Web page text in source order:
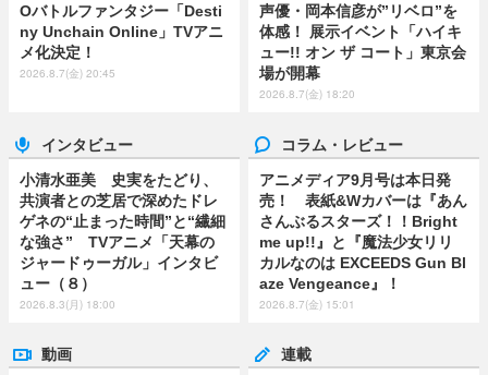
Oバトルファンタジー「Desti
ny Unchain Online」TVアニ
メ化決定！
2026.8.7(金) 20:45
声優・岡本信彦が”リベロ”を
体感！ 展示イベント「ハイキ
ュー!! オン ザ コート」東京会
場が開幕
2026.8.7(金) 18:20
インタビュー
小清水亜美 史実をたどり、
共演者との芝居で深めたドレ
ゲネの“止まった時間”と“繊細
な強さ” TVアニメ「天幕の
ジャードゥーガル」インタビ
ュー（８）
2026.8.3(月) 18:00
コラム・レビュー
アニメディア9月号は本日発
売！ 表紙&Wカバーは『あん
さんぶるスターズ！！Bright
me up!!』と『魔法少女リリ
カルなのは EXCEEDS Gun Bl
aze Vengeance』！
2026.8.7(金) 15:01
動画 連載